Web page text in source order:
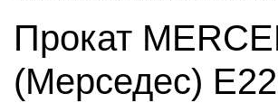
Прокат
(Мерседес)